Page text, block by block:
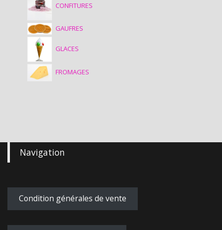
CONFITURES
GAUFRES
GLACES
FROMAGES
Navigation
Condition générales de vente